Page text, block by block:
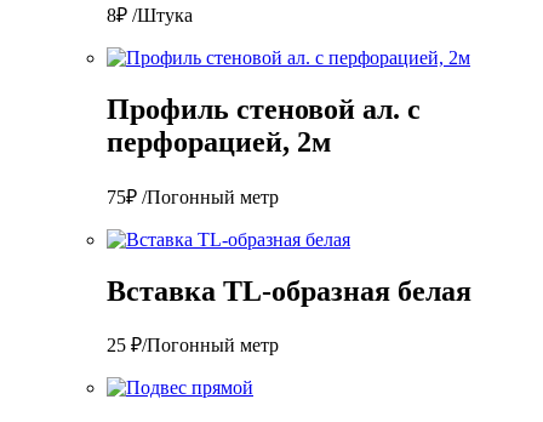
8₽ /Штука
Профиль стеновой ал. с
перфорацией, 2м
75₽ /Погонный метр
Вставка TL-образная белая
25 ₽/Погонный метр